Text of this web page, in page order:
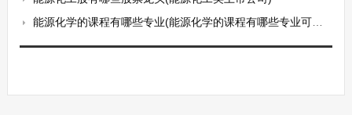
能源化学的课程有哪些专业(能源化学的课程有哪些专业可以学)